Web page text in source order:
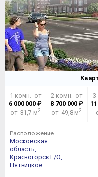
1 комн. от
6 000 000 ₽
от 31,7 м2
2 комн. от
8 700 000₽
от 49,8 м2
3
Расположение
Московская
область,
Красногорск Г/О,
Пятницкое